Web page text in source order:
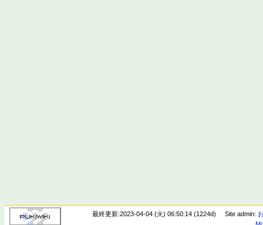
最終更新:2023-04-04 (火) 06:50:14 (1224d) Site admin: